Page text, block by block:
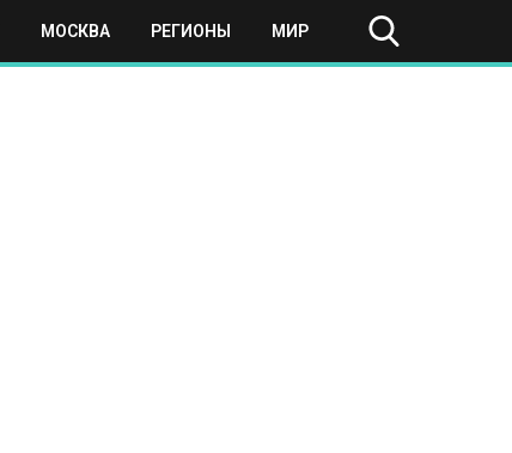
МОСКВА РЕГИОНЫ МИР